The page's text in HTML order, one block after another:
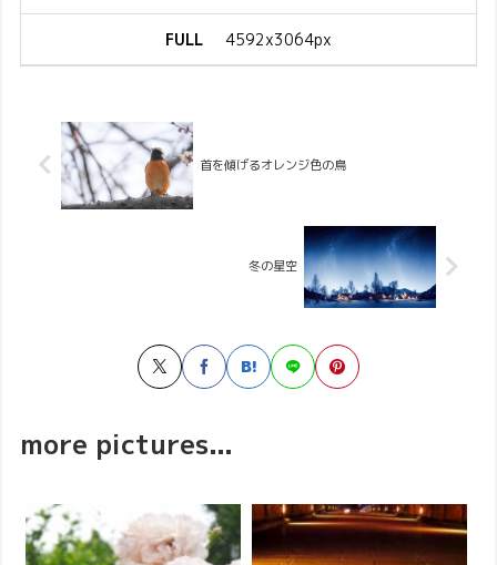
FULL 4592x3064px
首を傾げるオレンジ色の鳥
冬の星空
more pictures...